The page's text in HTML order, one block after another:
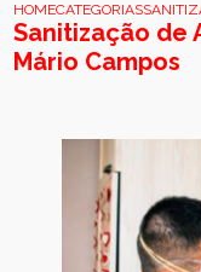
HOMECATEGORIAS
Sanitização de
Mário Campos